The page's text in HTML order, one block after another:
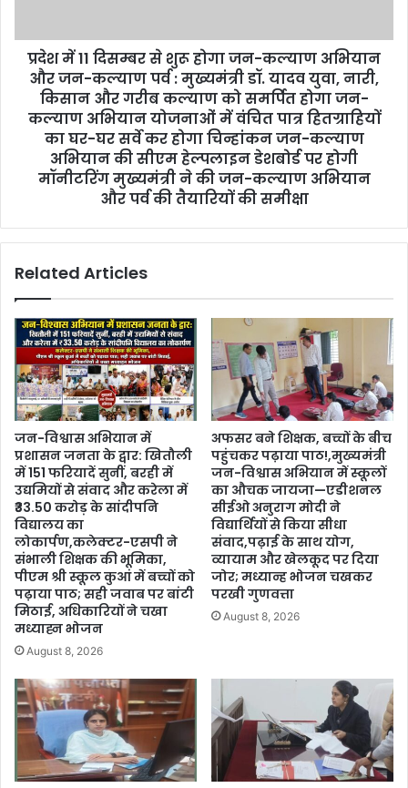
प्रदेश में 11 दिसम्बर से शुरू होगा जन-कल्याण अभियान
और जन-कल्याण पर्व : मुख्यमंत्री डॉ. यादव युवा, नारी,
किसान और गरीब कल्याण को समर्पित होगा जन-
कल्याण अभियान योजनाओं में वंचित पात्र हितग्राहियों
का घर-घर सर्वे कर होगा चिन्हांकन जन-कल्याण
अभियान की सीएम हेल्पलाइन डेशबोर्ड पर होगी
मॉनीटरिंग मुख्यमंत्री ने की जन-कल्याण अभियान
और पर्व की तैयारियों की समीक्षा
Related Articles
जन-विश्वास अभियान में
प्रशासन जनता के द्वार: खितौली
में 151 फरियादें सुनीं, बरही में
उद्यमियों से संवाद और करेला में
₹33.50 करोड़ के सांदीपनि
विद्यालय का
लोकार्पण,कलेक्टर-एसपी ने
संभाली शिक्षक की भूमिका,
पीएम श्री स्कूल कुआं में बच्चों को
पढ़ाया पाठ; सही जवाब पर बांटी
मिठाई, अधिकारियों ने चखा
मध्याह्न भोजन
August 8, 2026
अफसर बने शिक्षक, बच्चों के बीच
पहुंचकर पढ़ाया पाठ!,मुख्यमंत्री
जन-विश्वास अभियान में स्कूलों
का औचक जायजा—एडीशनल
सीईओ अनुराग मोदी ने
विद्यार्थियों से किया सीधा
संवाद,पढ़ाई के साथ योग,
व्यायाम और खेलकूद पर दिया
जोर; मध्यान्ह भोजन चखकर
परखी गुणवत्ता
August 8, 2026